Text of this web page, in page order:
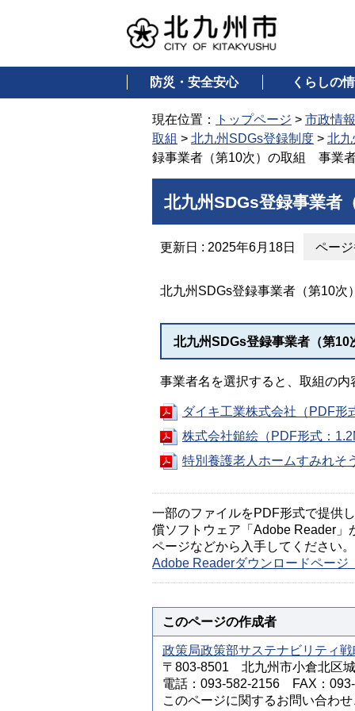
防災・安全安心 くらしの
現在位置： トップページ > 市政情報
取組 > 北九州SDGs登録制度 > 北
録事業者（第10次）の取組 事業
北九州SDGs登録事業者
更新日 : 2025年6月18日 ペー
北九州SDGs登録事業者（第10次
北九州SDGs登録事業者（第10
事業者名を選択すると、取組の内
ダイキ工業株式会社（PDF形
株式会社鎚絵（PDF形式：
特別養護老人ホームすみれそ
一部のファイルをPDF形式で提供
償ソフトウェア「Adobe Reader」
ページなどから入手してください。
Adobe Readerダウンロードページ
このページの作成者
政策局政策部サステナビリティ戦
〒803-8501 北九州市小倉北区
電話：093-582-2156 FAX：
このページに関するお問い合わ